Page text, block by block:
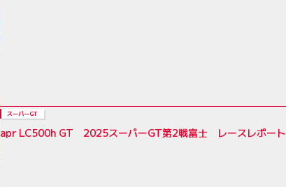
スーパーGT
apr LC500h GT 2025スーパーGT第2戦富士 レースレポート